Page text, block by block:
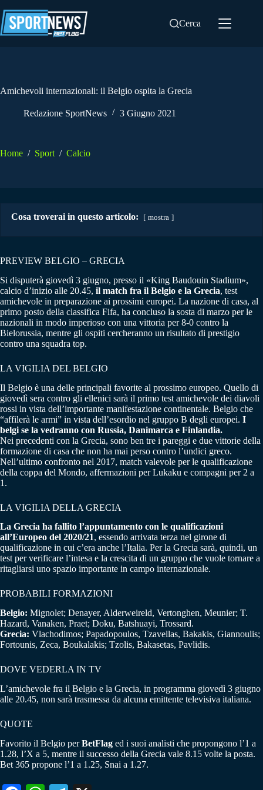
al
contenuto
Cerca
Amichevoli internazionali: il Belgio ospita la Grecia
Redazione SportNews 3 Giugno 2021
Home / Sport / Calcio
Cosa troverai in questo articolo: mostra
PREVIEW BELGIO – GRECIA
Si disputerà giovedì 3 giugno, presso il «King Baudouin Stadium»,
calcio d’inizio alle 20.45, il match fra il Belgio e la Grecia, test
amichevole in preparazione ai prossimi europei. La nazione di casa, al
primo posto della classifica Fifa, ha concluso la sosta di marzo per le
nazionali in modo imperioso con una vittoria per 8-0 contro la
Bielorussia, mentre gli ospiti cercheranno un risultato di prestigio
contro una squadra top.
LA VIGILIA DEL BELGIO
Il Belgio è una delle principali favorite al prossimo europeo. Quello di
giovedì sera contro gli ellenici sarà il primo test amichevole dei diavoli
rossi in vista dell’importante manifestazione continentale. Belgio che
“affilerà le armi” in vista dell’esordio nel gruppo B degli europei. I
belgi se la vedranno con Russia, Danimarca e Finlandia.
Nei precedenti con la Grecia, sono ben tre i pareggi e due vittorie della
formazione di casa che non ha mai perso contro l’undici greco.
Nell’ultimo confronto nel 2017, match valevole per le qualificazione
della coppa del Mondo, affermazioni per Lukaku e compagni per 2 a
1.
LA VIGILIA DELLA GRECIA
La Grecia ha fallito l’appuntamento con le qualificazioni
all’Europeo del 2020/21, essendo arrivata terza nel girone di
qualificazione in cui c’era anche l’Italia. Per la Grecia sarà, quindi, un
test per verificare l’intesa e la crescita di un gruppo che vuole tornare a
ritagliarsi uno spazio importante in campo internazionale.
PROBABILI FORMAZIONI
Belgio: Mignolet; Denayer, Alderweireld, Vertonghen, Meunier; T.
Hazard, Vanaken, Praet; Doku, Batshuayi, Trossard.
Grecia: Vlachodimos; Papadopoulos, Tzavellas, Bakakis, Giannoulis;
Fortounis, Zeca, Boukalakis; Tzolis, Bakasetas, Pavlidis.
DOVE VEDERLA IN TV
L’amichevole fra il Belgio e la Grecia, in programma giovedì 3 giugno
alle 20.45, non sarà trasmessa da alcuna emittente televisiva italiana.
QUOTE
Favorito il Belgio perBetFlag ed i suoi analisti che propongono l’1 a
1.28, l’X a 5, mentre il successo della Grecia vale 8.15 volte la posta.
Bet 365 propone l’1 a 1.25, Snai a 1.27.